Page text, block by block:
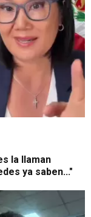
la llaman
ya saben..."